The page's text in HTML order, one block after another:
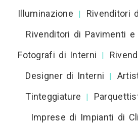
Illuminazione
| Rivenditori
Rivenditori di Pavimenti
Fotografi di Interni |
Designer di Interni |
Tinteggiature
|
Imprese di Impianti di